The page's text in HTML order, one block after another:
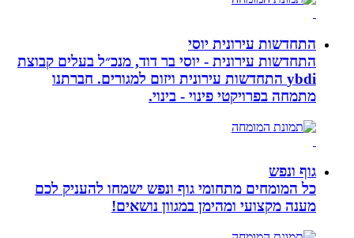
התחדשות עירונית יוסי
התחדשות עירונית - יוסי בר דוד, מנכ״ל בעלים קבוצת
ybdi התחדשות עירונית ויזום למגורים. חברתנו
מתמחה בפרויקטי פינוי - בינוי.
גוף ונפש
כל המומחים מתחומי גוף ונפש ישמחו להעניק לכם
מענה מקצועי ומהימן במגוון נושאים!